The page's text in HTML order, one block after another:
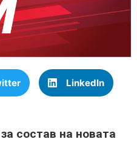
LinkedIn
состав на новата